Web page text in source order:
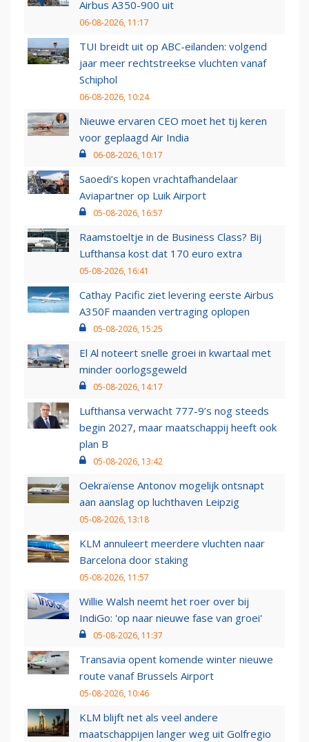
Airbus A350-900 uit
06-08-2026, 11:17
TUI breidt uit op ABC-eilanden: volgend
jaar meer rechtstreekse vluchten vanaf
Schiphol
06-08-2026, 10:24
Nieuwe ervaren CEO moet het tij keren
voor geplaagd Air India
06-08-2026, 10:17
Saoedi’s kopen vrachtafhandelaar
Aviapartner op Luik Airport
05-08-2026, 16:57
Raamstoeltje in de Business Class? Bij
Lufthansa kost dat 170 euro extra
05-08-2026, 16:41
Cathay Pacific ziet levering eerste Airbus
A350F maanden vertraging oplopen
05-08-2026, 15:25
El Al noteert snelle groei in kwartaal met
minder oorlogsgeweld
05-08-2026, 14:17
Lufthansa verwacht 777-9’s nog steeds
begin 2027, maar maatschappij heeft ook
plan B
05-08-2026, 13:42
Oekraïense Antonov mogelijk ontsnapt
aan aanslag op luchthaven Leipzig
05-08-2026, 13:18
KLM annuleert meerdere vluchten naar
Barcelona door staking
05-08-2026, 11:57
Willie Walsh neemt het roer over bij
IndiGo: 'op naar nieuwe fase van groei'
05-08-2026, 11:37
Transavia opent komende winter nieuwe
route vanaf Brussels Airport
05-08-2026, 10:46
KLM blijft net als veel andere
maatschappijen langer weg uit Golfregio